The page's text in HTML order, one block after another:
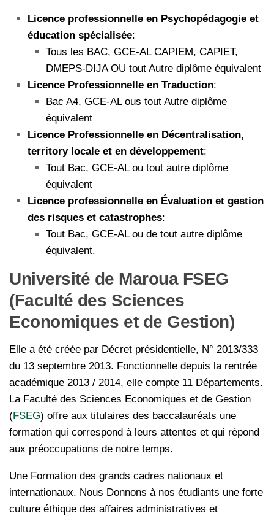
Licence professionnelle en Psychopédagogie et
éducation spécialisée:
Tous les BAC, GCE-AL CAPIEM, CAPIET,
DMEPS-DIJA OU tout Autre diplôme équivalent
Licence Professionnelle en Traduction:
Bac A4, GCE-AL ous tout Autre diplôme
équivalent
Licence Professionnelle en Décentralisation,
territory locale et en développement:
Tout Bac, GCE-AL ou tout autre diplôme
équivalent
Licence professionnelle en Évaluation et gestion
des risques et catastrophes:
Tout Bac, GCE-AL ou de tout autre diplôme
équivalent.
Université de Maroua FSEG
(Faculté des Sciences
Economiques et de Gestion)
Elle a été créée par Décret présidentielle, N° 2013/333
du 13 septembre 2013. Fonctionnelle depuis la rentrée
académique 2013 / 2014, elle compte 11 Départements.
La Faculté des Sciences Economiques et de Gestion
(FSEG) offre aux titulaires des baccalauréats une
formation qui correspond à leurs attentes et qui répond
aux préoccupations de notre temps.
Une Formation des grands cadres nationaux et
internationaux. Nous Donnons à nos étudiants une forte
culture éthique des affaires administratives et